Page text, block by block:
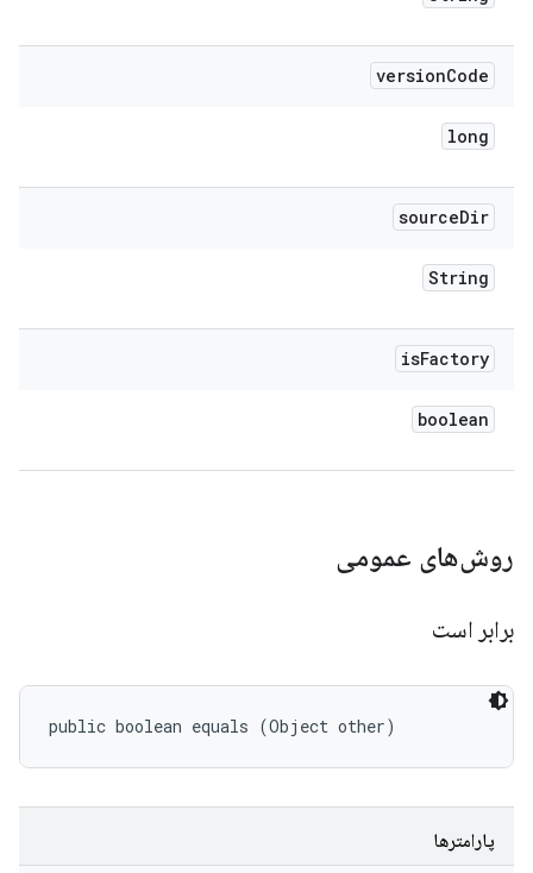
versionCode
long
sourceDir
String
isFactory
boolean
روش‌های عمومی
برابر است
public boolean equals (Object other)
پارامترها